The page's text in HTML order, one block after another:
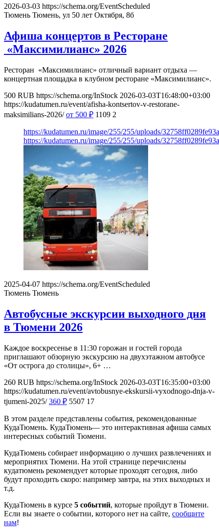
2026-03-03 https://schema.org/EventScheduled
Тюмень Тюмень, ул 50 лет Октября, 8б
Афиша концертов в Ресторане
«Максимилианс» 2026
Ресторан «Максимилианс» отличный вариант отдыха —
концертная площадка в клубном ресторане «Максимилианс».
500 RUB https://schema.org/InStock 2026-03-03T16:48:00+03:00
https://kudatumen.ru/event/afisha-kontsertov-v-restorane-
maksimilians-2026/ от 500 ₽ 1109 2
https://kudatumen.ru/image/255/255/uploads/
https://kudatumen.ru/image/255/255/uploads/
2025-04-07 https://schema.org/EventScheduled
Тюмень Тюмень
Автобусные экскурсии выходного дня
в Тюмени 2026
Каждое воскресенье в 11:30 горожан и гостей города
приглашают обзорную экскурсию на двухэтажном автобусе
«От острога до столицы», 6+ …
260 RUB https://schema.org/InStock 2026-03-03T16:35:00+03:00
https://kudatumen.ru/event/avtobusnye-ekskursii-vyxodnogo-dnja-v-
tjumeni-2025/ 360 ₽ 5507 17
В этом разделе представлены события, рекомендованные
КудаТюмень. КудаТюмень— это интерактивная афиша самых
интересных событий Тюмени.
КудаТюмень собирает информацию о лучших развлечениях и
мероприятих Тюмени. На этой странице перечислены
кудатюмень рекомендует которые проходят сегодня, либо
будут проходить скоро: например завтра, на этих выходных и
т.д.
КудаТюмень в курсе 5 событий, которые пройдут в Тюмени.
Если вы знаете о событии, которого нет на сайте, сообщите
нам!